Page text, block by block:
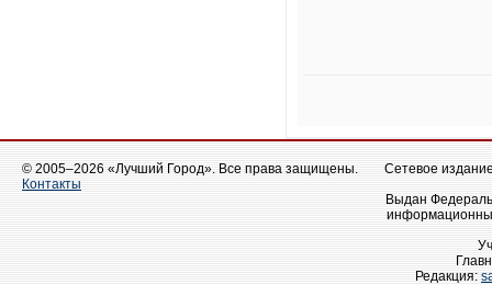
© 2005–2026 «Лучший Город». Все права защищены.
Контакты
Сетевое
Выдан
Редакция: